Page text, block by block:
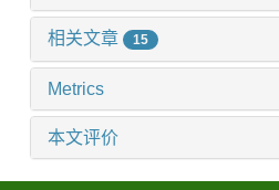
相关文章 15
Metrics
本文评价